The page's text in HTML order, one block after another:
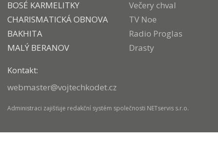
BOSÉ KARMELITKY
CHARISMATICKÁ OBNOVA
BAKHITA
MALÝ BERANOV
Večery chval
TV Noe
Radio Proglas
Drasty
Kontakt:
webmaster@vojtechkodet.cz
Administraci zajišťuje redakční systém společnosti NETservis s.r.o.